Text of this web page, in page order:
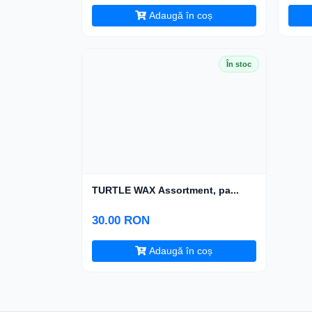
Adaugă în coș
În stoc
TURTLE WAX Assortment, pa...
30.00 RON
Adaugă în coș